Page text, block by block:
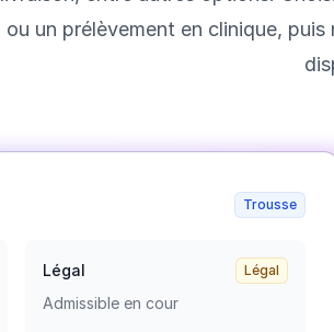
ou un prélèvement en clinique,
Trousse
Légal Légal
Admissible en cour